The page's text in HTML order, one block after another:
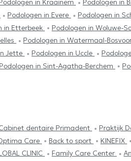
in Kraainem
Podologen in
Podologen in Evere
Podologen in
in Etterbeek
Podologen in Woluwe-
Podologen in Watermaal-
Jette Podologen in Uccle
Podologen in Sint-Agatha-Berchem
dentaire Primadent
Praktijk
Care Back to sport KINEFIX
CLINIC Family Care Center